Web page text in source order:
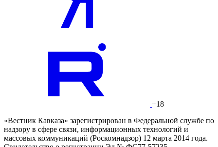
+18
«Вестник Кавказа» зарегистрирован в Федеральной службе по
надзору в сфере связи, информационных технологий и
массовых коммуникаций (Роскомнадзор) 12 марта 2014 года.